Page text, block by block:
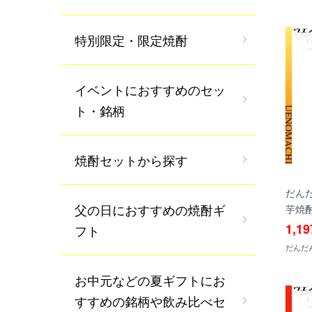
だん
芋焼
だんだ
特別限定・限定焼酎
イベントにおすすめのセッ
ト・銘柄
焼酎セットから探す
父の日におすすめの焼酎ギ
フト
お中元などの夏ギフトにお
すすめの銘柄や飲み比べセ